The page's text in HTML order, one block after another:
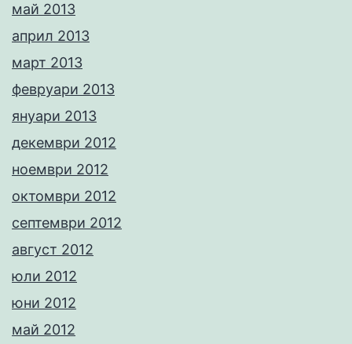
май 2013
април 2013
март 2013
февруари 2013
януари 2013
декември 2012
ноември 2012
октомври 2012
септември 2012
август 2012
юли 2012
юни 2012
май 2012